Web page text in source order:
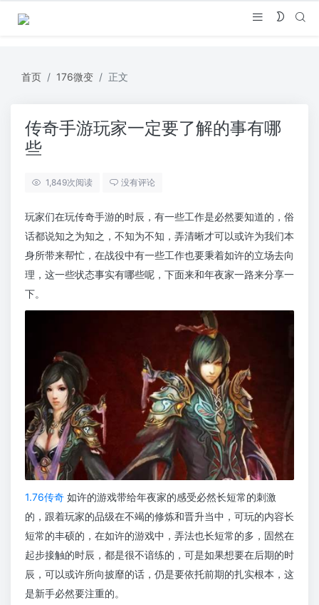
首页 176微变 正文
传奇手游玩家一定要了解的事有哪
些
1,849次阅读 没有评论
玩家们在玩传奇手游的时辰，有一些工作是必然要知道的，俗
话都说知之为知之，不知为不知，弄清晰才可以或许为我们本
身所带来帮忙，在战役中有一些工作也要秉着如许的立场去向
理，这一些状态事实有哪些呢，下面来和年夜家一路来分享一
下。
1.76传奇 如许的游戏带给年夜家的感受必然长短常的刺激
的，跟着玩家的品级在不竭的修炼和晋升当中，可玩的内容长
短常的丰硕的，在如许的游戏中，弄法也长短常的多，固然在
起步接触的时辰，都是很不谙练的，可是如果想要在后期的时
辰，可以或许所向披靡的话，仍是要依托前期的扎实根本，这
是新手必然要注重的。